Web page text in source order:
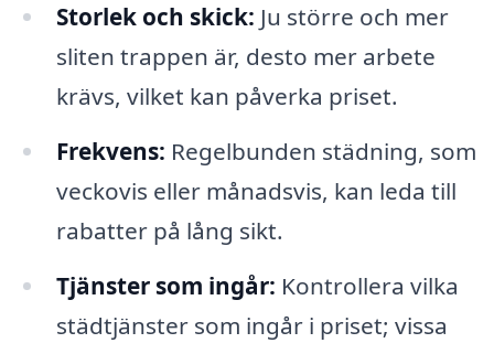
Storlek och skick: Ju större och mer
sliten trappen är, desto mer arbete
krävs, vilket kan påverka priset.
Frekvens: Regelbunden städning, som
veckovis eller månadsvis, kan leda till
rabatter på lång sikt.
Tjänster som ingår: Kontrollera vilka
städtjänster som ingår i priset; vissa